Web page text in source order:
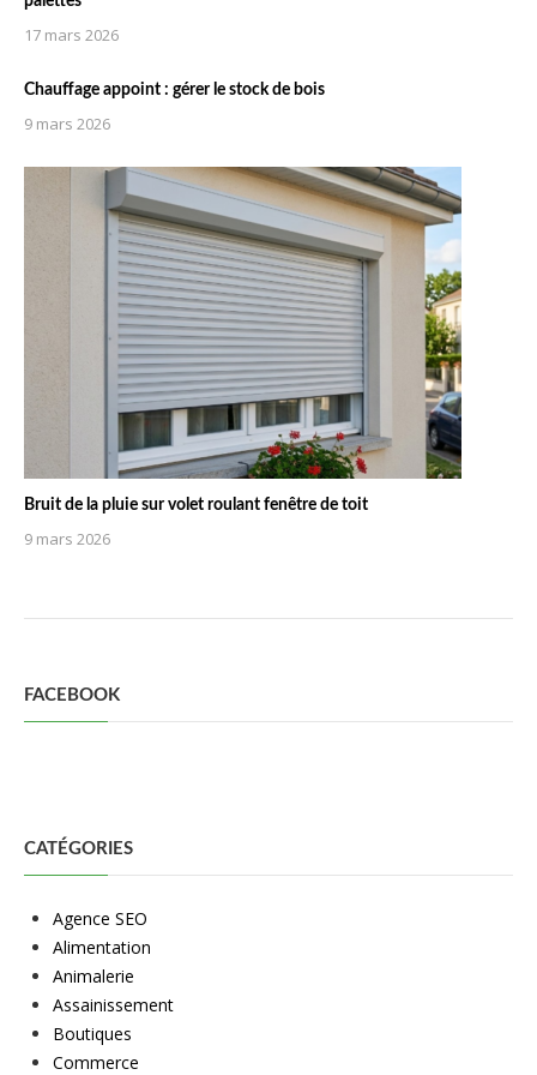
17 mars 2026
Chauffage appoint : gérer le stock de bois
9 mars 2026
Bruit de la pluie sur volet roulant fenêtre de toit
9 mars 2026
FACEBOOK
CATÉGORIES
Agence SEO
Alimentation
Animalerie
Assainissement
Boutiques
Commerce